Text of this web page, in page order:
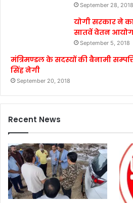
September 28, 2018
योगी सरकार ने
सातवें वेतन
September 5, 2018
मंत्रिमण्डल के सदस्यों की बैनामी
सिंह नेगी
September 20, 2018
Recent News